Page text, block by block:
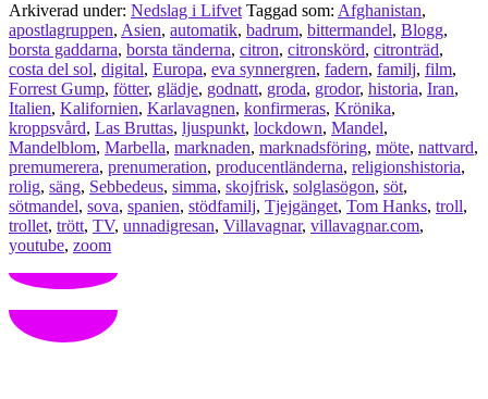
Arkiverad under: Nedslag i Lifvet Taggad som: Afghanistan,
apostlagruppen, Asien, automatik, badrum, bittermandel, Blogg,
borsta gaddarna, borsta tänderna, citron, citronskörd, citronträd,
costa del sol, digital, Europa, eva synnergren, fadern, familj, film,
Forrest Gump, fötter, glädje, godnatt, groda, grodor, historia, Iran,
Italien, Kalifornien, Karlavagnen, konfirmeras, Krönika,
kroppsvård, Las Bruttas, ljuspunkt, lockdown, Mandel,
Mandelblom, Marbella, marknaden, marknadsföring, möte, nattvard,
premumerera, prenumeration, producentländerna, religionshistoria,
rolig, säng, Sebbedeus, simma, skojfrisk, solglasögon, söt,
sötmandel, sova, spanien, stödfamilj, Tjejgänget, Tom Hanks, troll,
trollet, trött, TV, unnadigresan, Villavagnar, villavagnar.com,
youtube, zoom